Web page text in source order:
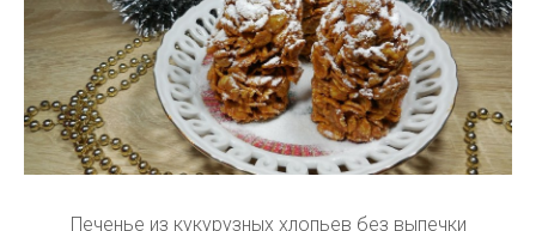
Печенье из кукурузных хлопьев без выпечки